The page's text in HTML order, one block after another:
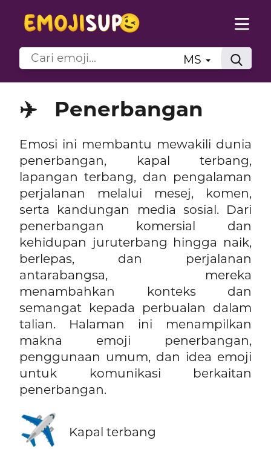
MS
✈️ Penerbangan
Emosi ini membantu mewakili dunia
penerbangan, kapal terbang,
lapangan terbang, dan pengalaman
perjalanan melalui mesej, komen,
serta kandungan media sosial. Dari
penerbangan komersial dan
kehidupan juruterbang hingga naik,
berlepas, dan perjalanan
antarabangsa, mereka
menambahkan konteks dan
semangat kepada perbualan dalam
talian. Halaman ini menampilkan
makna emoji penerbangan,
penggunaan umum, dan idea emoji
untuk komunikasi berkaitan
penerbangan.
✈️ Kapal terbang